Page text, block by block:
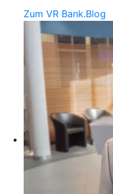
Zum VR Bank.Blog